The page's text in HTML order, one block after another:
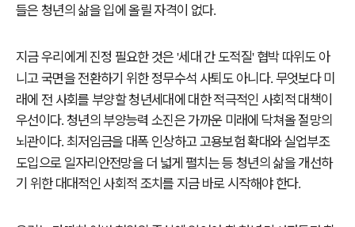
들은 청년의 삶을 입에 올릴 자격이 없다.
지금 우리에게 진정 필요한 것은 '세대 간 도적질' 협박 따위도 아
니고 국면을 전환하기 위한 정무수석 사퇴도 아니다. 무엇보다 미
래에 전 사회를 부양할 청년세대에 대한 적극적인 사회적 대책이
우선이다.청년의 부양능력 소진은 가까운 미래에 닥쳐올 절망의
뇌관이다.최저임금을 대폭 인상하고 고용보험 확대와 실업부조
도입으로 일자리안전망을 더 넓게 펼치는 등 청년의 삶을 개선하
기 위한 대대적인 사회적 조치를 지금 바로 시작해야 한다.